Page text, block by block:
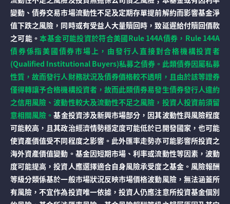
變動、債券交易市場流動性不足及定期存單提前解約而影響基金淨
值下跌之風險，同時或有受益人大量贖回時，致延遲給付贖回價款
之可能。本基金可能投資於符合美國Rule 144A債券，Rule 144A
債券係指美國債券市場上，由發行人直接對合格機構投資者
(Qualified Institutional Buyers)私募之債券。此類債券因屬私募
性質，故而發行人財務狀況及債券價格較不透明，且由於該等證券
僅得轉讓予合格機構投資者，故而此類債券易發生債券發行人違約
之信用風險、波動性較大及流動性不足之風險，投資人投資前須留
意相關風險。基金投資涉及新興市場部分，因其波動性與風險程度
可能較高，且其政治經濟情勢穩定度可能低於已開發國家，也可能
使資產價值受不同程度之影響。此外匯率走勢亦可能影響所投資之
海外資產價值變動。基金因短期市場、利率或流動性等因素，波動
度可能提高，投資人應選擇適合自身風險承受度之基金。風險報酬
等級分類係基於一般市場狀況反映市場價格波動風險，無法涵蓋所
有風險，不宜作為投資唯一依據，投資人仍應注意所投資基金個別